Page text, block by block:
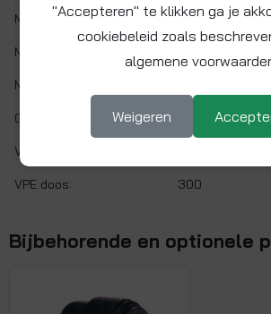
Min. werktemp.: 1 °C
Max. werktemp.:
Max. werkdruk:
Gaskeur:
VPE zak:
VPE doos: 300
Bijbehorende en optionele
"Accepteren" te klikken ga je
cookiebeleid zoals
algemene
Weigeren